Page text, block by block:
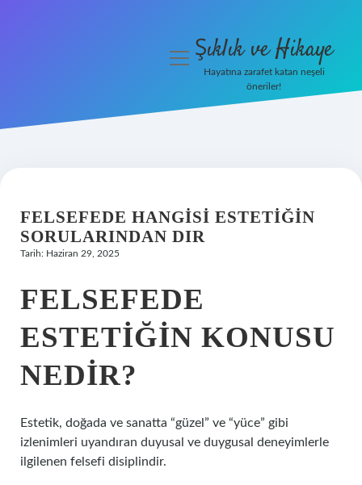
Olur
Yasal Uyarı
menüyüŞıklık ve Hikaye
Hayatına zarafet katan neşeli
öneriler!
FELSEFEDE HANGISI ESTETIĞIN
SORULARINDAN DIR
Tarih: Haziran 29, 2025
FELSEFEDE
ESTETIĞIN KONUSU
NEDIR?
Estetik, doğada ve sanatta “güzel” ve “yüce” gibi
izlenimleri uyandıran duyusal ve duygusal deneyimlerle
ilgilenen felsefi disiplindir.